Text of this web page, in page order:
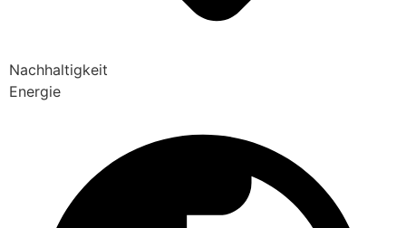
Nachhaltigkeit
Energie